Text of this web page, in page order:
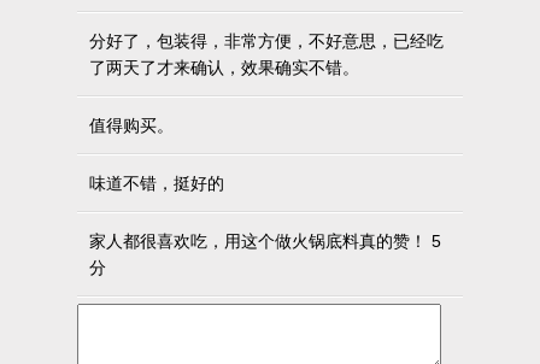
分好了，包装得，非常方便，不好意思，已经吃
了两天了才来确认，效果确实不错。
值得购买。
味道不错，挺好的
家人都很喜欢吃，用这个做火锅底料真的赞！ 5
分